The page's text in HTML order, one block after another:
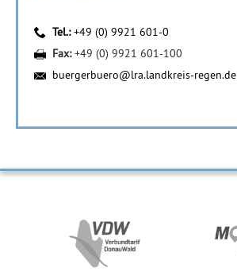
Tel.:+49 (0) 9921 601-0
Fax:+49 (0) 9921 601-100
buergerbuero@lra.landkreis-regen.de